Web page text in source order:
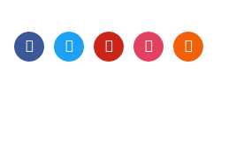
facebooktwitter pinterestinstagramrss